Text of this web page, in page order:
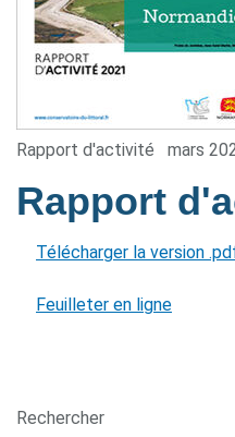
Rapport d'activité mars
Rapport
Télécharger la version
Feuilleter en ligne
Rechercher